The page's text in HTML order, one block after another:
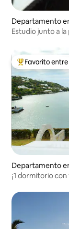
Departamento
Estudio junto a
Favorito entre
Favorito
Departamento
¡1 dormitorio